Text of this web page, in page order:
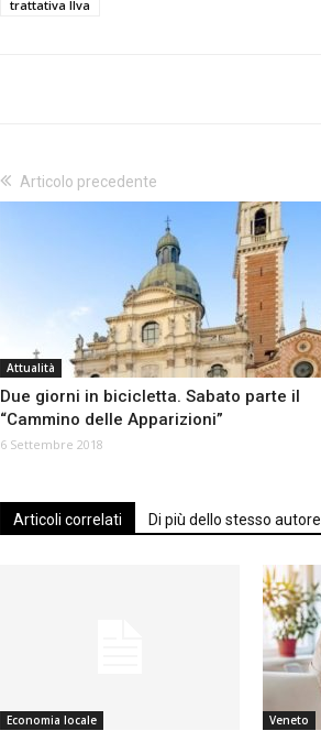
trattativa Ilva
Articolo precedente
Attualità
Due giorni in bicicletta. Sabato parte il
“Cammino delle Apparizioni”
6 Settembre 2018
Articoli correlati Di più dello stesso autore
Economia locale Veneto